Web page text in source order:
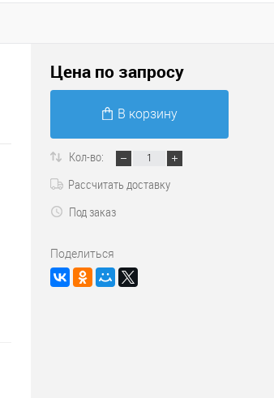
Цена по запросу
В корзину
Кол-во:
Рассчитать доставку
Под заказ
Поделиться